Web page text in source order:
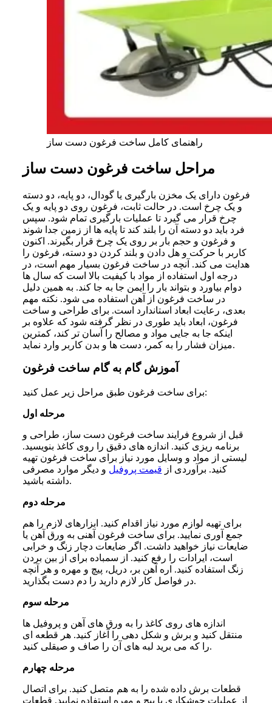
راهنمای کامل ساخت فرغون دست ساز
مراحل ساخت فرغون دست ساز
فرغون دارای یک مخزن بارگیری یا گودال، دو پایه، دو دسته
و یک چرخ است. در حالت ثابت، فرغون روی دو پایه و یک
چرخ قرار می گیرد تا عملیات بارگیری تمام شود. سپس
فرد باید دو دسته آن را بلند کند تا پایه ها از زمین جدا شوند
و فرغون و حجم بار بر روی یک چرخ قرار بگیرند. اکنون
کاربر با حرکت و هل دادن و بلند کردن دو دسته، فرغون را
هدایت می کند. آنچه در ساخت فرغون بسیار مهم است، در
درجه اول استفاده از مواد با کیفیت بالا است که سال‌ ها
دوام بیاورد و بتواند بار را ایمن جا به جا کند. به همین دلیل
در ساخت فرغون از آهن استفاده می شود. نکته مهم
بعدی، رعایت ابعاد استاندارد است. برای طراحی و ساخت
فرغون، ابعاد باید طوری در نظر گرفته شود که علاوه بر
اینکه جا به جایی مواد و مصالح را آسان تر کند، کمترین
میزان فشار را به کمر، دست ها و بدن کاربر وارد نماید.
آموزش گام به گام ساخت فرغون
برای ساخت فرغون طبق مراحل زیر عمل کنید:
مرحله اول
قبل از شروع فرایند ساخت فرغون دست ساز، طراحی و
برنامه ‌ریزی کنید. اندازه‌ های دقیق را روی کاغذ بنویسید.
لیستی از مواد و وسایل مورد نیاز برای ساخت فرغون تهیه
کنید. برآوردی از قیمت پروفیل و دیگر موارد مصرفی
داشته باشید.
مرحله دوم
برای تهیه لوازم مورد نیاز اقدام کنید. ابزارهای لازم را هم
جمع آوری نمایید. برای ساخت فرغون آهنی به ورق آهن یا
ضایعات نیاز خواهید داشت. اگر ضایعات دچار زنگ و خرابی
است، ایرادات را رفع کنید. از سمباده برای از بین بردن
زنگ استفاده کنید. اره آهن بر، دریل، پیچ و مهره و هر آنچه
در فواصل کار لازم دارید را دم دست بگذارید.
مرحله سوم
اندازه های روی کاغذ را به ورق های آهن و پروفیل ها
منتقل کنید و برش و شکل ‌دهی را آغاز کنید. هر قطعه ای
را که می برید لبه های آن را صاف و صیقلی کنید.
مرحله چهارم
قطعات برش داده شده را به هم متصل کنید. برای اتصال
از عملیات جوشکاری یا پیچ و مهره استفاده نمایید. قطعات